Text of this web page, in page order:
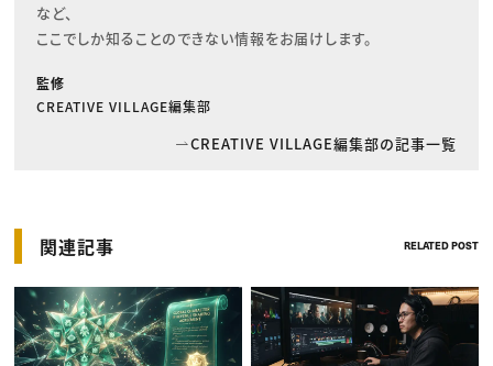
など、
ここでしか知ることのできない情報をお届けします。
監修
CREATIVE VILLAGE編集部
CREATIVE VILLAGE編集部の記事一覧
関連記事 RELATED POST